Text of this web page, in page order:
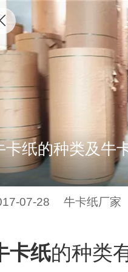
卡纸的种类及牛
07-28 牛卡纸厂家
卡纸的种类